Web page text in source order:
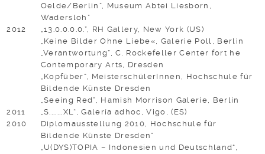
Oelde/Berlin“, Museum Abtei Liesborn,
Wadersloh*
2012
„13.0.0.0.0.”, RH Gallery, New York (US)
„Keine Bilder Ohne Liebe«, Galerie Poll, Berlin
„Verantwortung”, C. Rockefeller Center fort he
Contemporary Arts, Dresden
„Kopfüber“, MeisterschülerInnen, Hochschule für
Bildende Künste Dresden
„Seeing Red”, Hamish Morrison Galerie, Berlin
2011
„S.......XL“, Galería adhoc, Vigo, (ES)
2010
Diplomausstellung 2010, Hochschule für
Bildende Künste Dresden*
„U(DYS)TOPIA – Indonesien und Deutschland“,